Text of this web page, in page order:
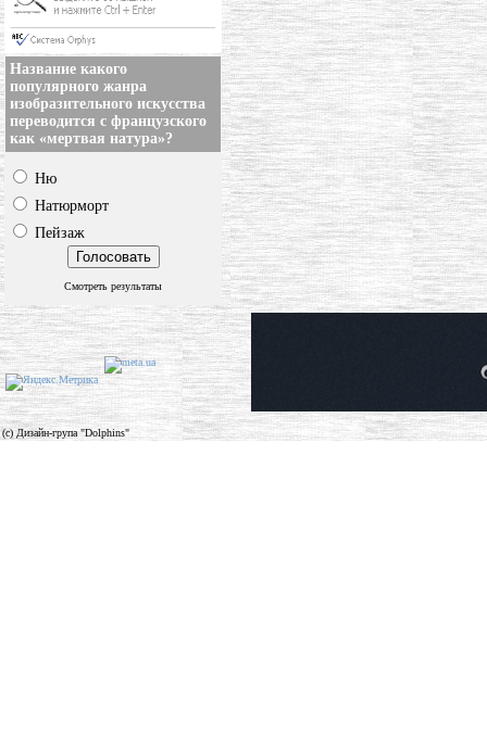
Название какого
популярного жанра
изобразительного искусства
переводится с французского
как «мертвая натура»?
Ню
Натюрморт
Пейзаж
Смотреть результаты
(c) Дизайн-група "Dolphins"